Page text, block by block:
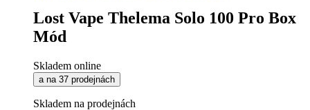
Lost Vape Thelema Solo 100 Pro Box
Mód
Skladem online
a na 37 prodejnách
Skladem na prodejnách